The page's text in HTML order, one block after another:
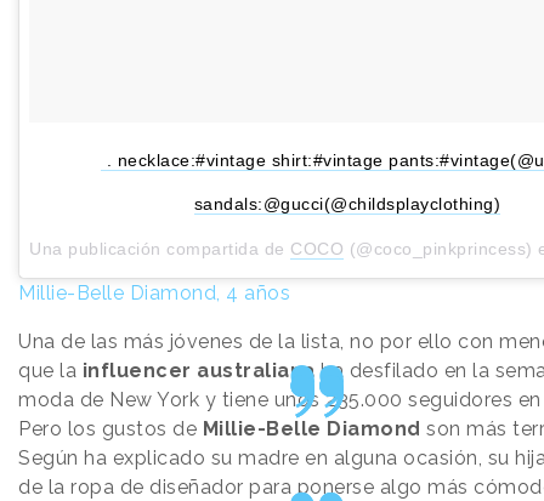
. necklace:#vintage shirt:#vintage
sandals:@gucci(@childsplayclothing)
Una publicación compartida de COCO (@coco_pinkprincess)
Millie-Belle Diamond, 4 años
Una de las más jóvenes de la lista, no por ello con
que la influencer australianaha desfilado en la
moda de New York y tiene unos 235.000 seguidores
Pero los gustos de Millie-Belle Diamond son más
Según ha explicado su madre en alguna ocasión, su
de la ropa de diseñador para ponerse algo más